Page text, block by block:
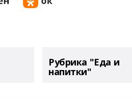
Рубрика "Еда и
напитки"